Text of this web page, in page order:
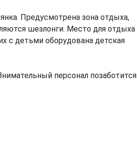
Предусмотрена зона отдыха,
шезлонги. Место для отдыха
с детьми оборудована детская
персонал позаботится